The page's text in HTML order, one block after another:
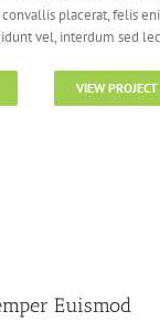
placerat, felis
vel, interdum sed
VIEW PROJECT
Euismod